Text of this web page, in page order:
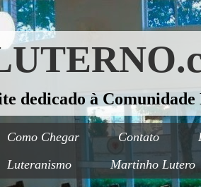
dedicado à
Como Chegar Contato
Luteranismo
Martinho Lutero